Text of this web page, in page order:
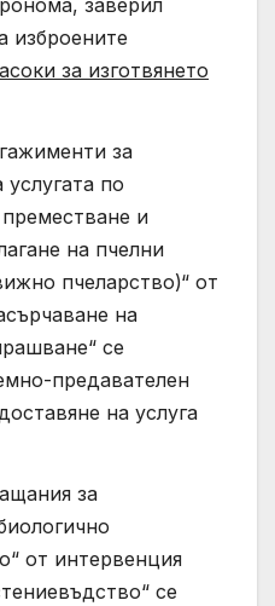
заверил
изброените
за изготвянето
за
по
и
на пчелни
пчеларство)“ от
на
се
предавателен
на услуга
за
от интервенция
се